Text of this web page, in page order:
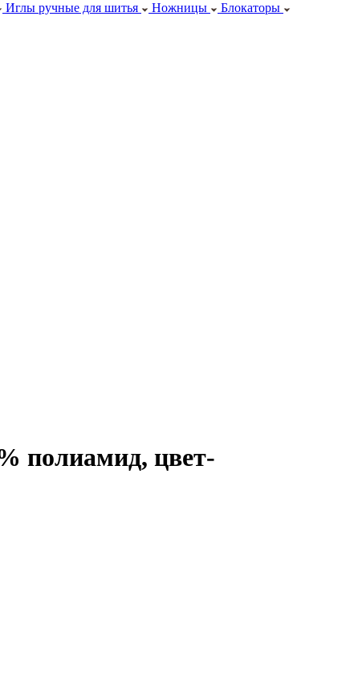
Иглы ручные для шитья Ножницы
Блокаторы
полиамид, цвет-